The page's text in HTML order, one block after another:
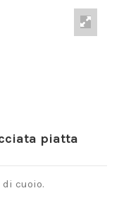
piatta
cuoio.